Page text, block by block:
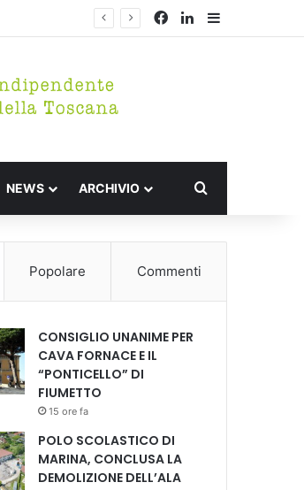
Facebook
LinkedIn
NEWS ARCHIVIO
Popolare Commenti
CONSIGLIO UNANIME PER
CAVA FORNACE E IL
“PONTICELLO” DI
FIUMETTO
15 ore fa
POLO SCOLASTICO DI
MARINA, CONCLUSA LA
DEMOLIZIONE DELL’ALA